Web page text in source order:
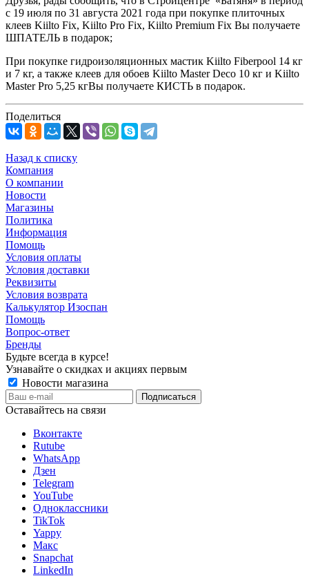
с 19 июля по 31 августа 2021 года при покупке плиточных
клеев Kiilto Fix, Kiilto Pro Fix, Kiilto Premium Fix Вы получаете
ШПАТЕЛЬ в подарок;
При покупке гидроизоляционных мастик Kiilto Fiberpool 14 кг
и 7 кг, а также клеев для обоев Kiilto Master Deco 10 кг и Kiilto
Master Pro 5,25 кгВы получаете КИСТЬ в подарок.
Поделиться
Назад к списку
Компания
О компании
Новости
Магазины
Политика
Информация
Помощь
Условия оплаты
Условия доставки
Реквизиты
Условия возврата
Калькулятор Изоспан
Помощь
Вопрос-ответ
Бренды
Будьте всегда в курсе!
Узнавайте о скидках и акциях первым
Новости магазина
Оставайтесь на связи
Вконтакте
Rutube
WhatsApp
Дзен
Telegram
YouTube
Одноклассники
TikTok
Yappy
Макс
Snapchat
LinkedIn